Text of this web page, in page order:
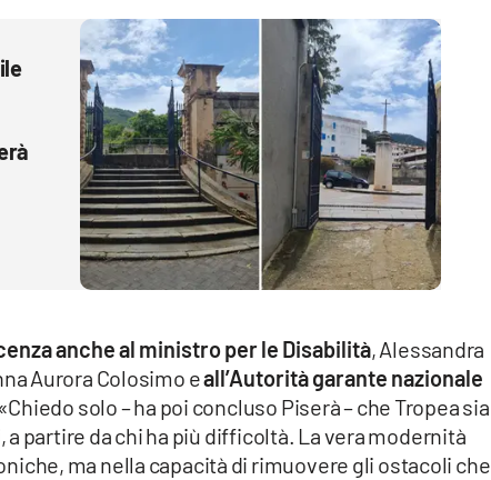
anche al ministro per le Disabilità, Alessandra
Aurora Colosimo eall’Autorità garante nazionale
solo – ha poi concluso Piserà – che Tropea sia
partire da chi ha più difficoltà. La vera modernità
ma nella capacità di rimuovere gli ostacoli che